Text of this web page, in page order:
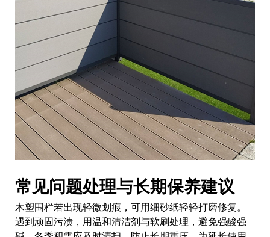
常见问题处理与长期保养建议
木塑围栏若出现轻微划痕，可用细砂纸轻轻打磨修复。
遇到顽固污渍，用温和清洁剂与软刷处理，避免强酸强